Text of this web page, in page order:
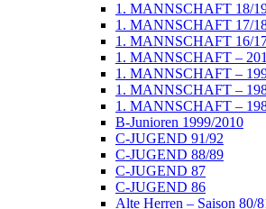
1. MANNSCHAFT 18/
1. MANNSCHAFT 17/
1. MANNSCHAFT 16/
1. MANNSCHAFT –
1. MANNSCHAFT –
1. MANNSCHAFT –
1. MANNSCHAFT –
B-Junioren 1999/2010
C-JUGEND 91/92
C-JUGEND 88/89
C-JUGEND 87
C-JUGEND 86
Alte Herren – Saison 80/